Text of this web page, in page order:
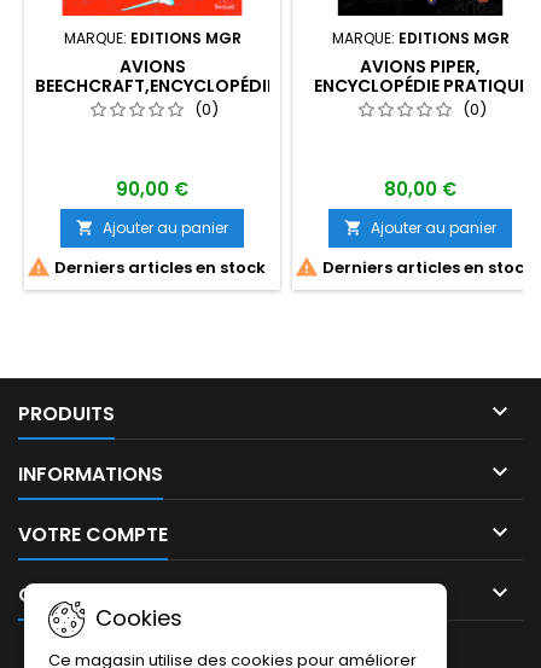
MARQUE: EDITIONS MGR
AVIONS
BEECHCRAFT,ENCYCLOPÉDIE
PRATIQUE (0)
90,00 €
 Ajouter au panier
 Derniers articles en stock
MARQUE: EDITIONS MGR
AVIONS PIPER,
ENCYCLOPÉDIE PRATIQUE
(0)
80,00 €
 Ajouter au panier
 Derniers articles en stock
PRODUITS 
INFORMATIONS 
VOTRE COMPTE 
CONTACT 
Cookies
Ce magasin utilise des cookies pour améliorer
LETTRE D'INFORMATIONS